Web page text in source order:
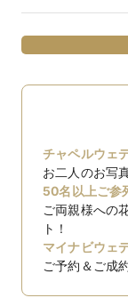
チャペルウェ
お二人のお写
50名以上ご参
ご両親様へ
ト！
マイナビウェ
ご予約＆ご成